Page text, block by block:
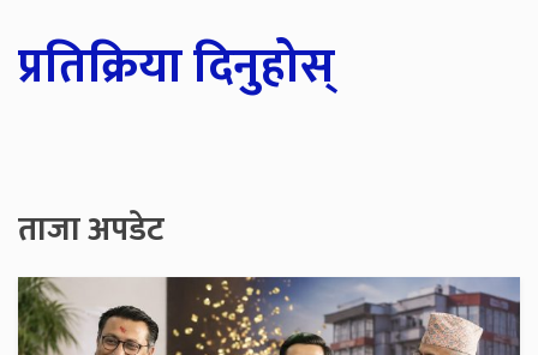
प्रतिक्रिया दिनुहोस्
ताजा अपडेट